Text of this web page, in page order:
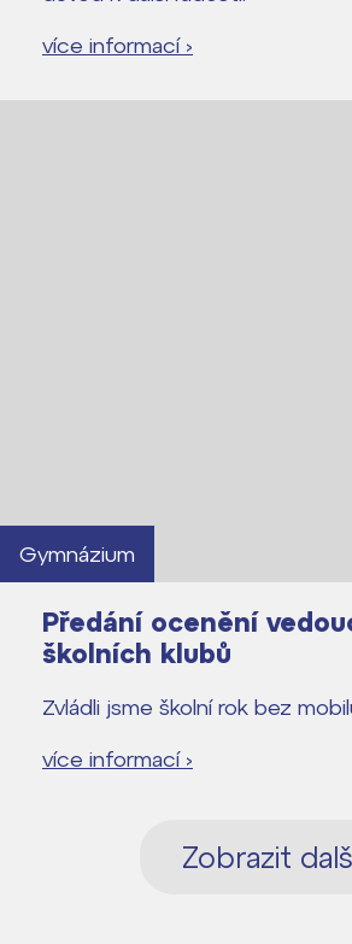
více informací ›
Gymnázium
Předání ocenění
školních klubů
Zvládli jsme školní rok bez
více informací ›
Zobrazit